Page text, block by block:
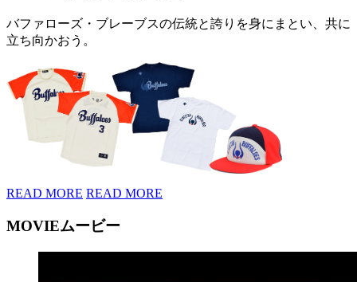
バファローズ・ブレーブスの伝統と誇りを身にまとい、共に
立ち向かおう。
READ MORE READ MORE
MOVIEムービー